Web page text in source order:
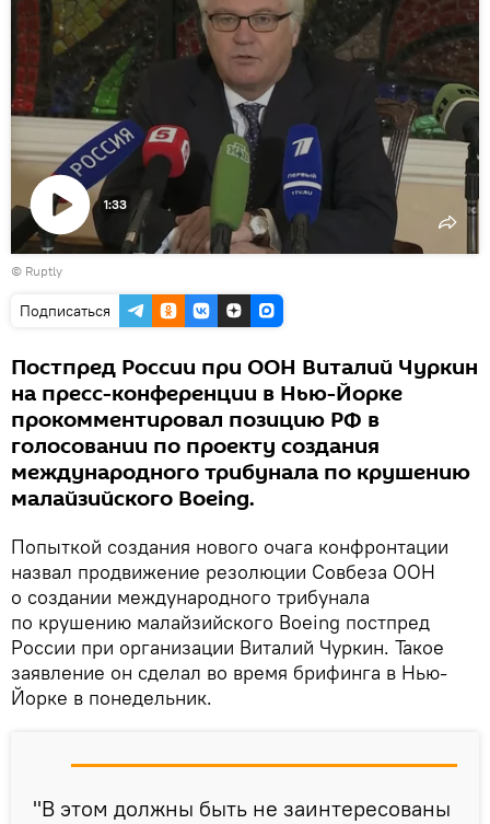
Воспроизвести
видео
1:33
© Ruptly
Подписаться
Постпред России при ООН Виталий Чуркин
на пресс-конференции в Нью-Йорке
прокомментировал позицию РФ в
голосовании по проекту создания
международного трибунала по крушению
малайзийского Boeing.
Попыткой создания нового очага конфронтации
назвал продвижение резолюции Совбеза ООН
о создании международного трибунала
по крушению малайзийского Boeing постпред
России при организации Виталий Чуркин. Такое
заявление он сделал во время брифинга в Нью-
Йорке в понедельник.
"В этом должны быть не заинтересованы